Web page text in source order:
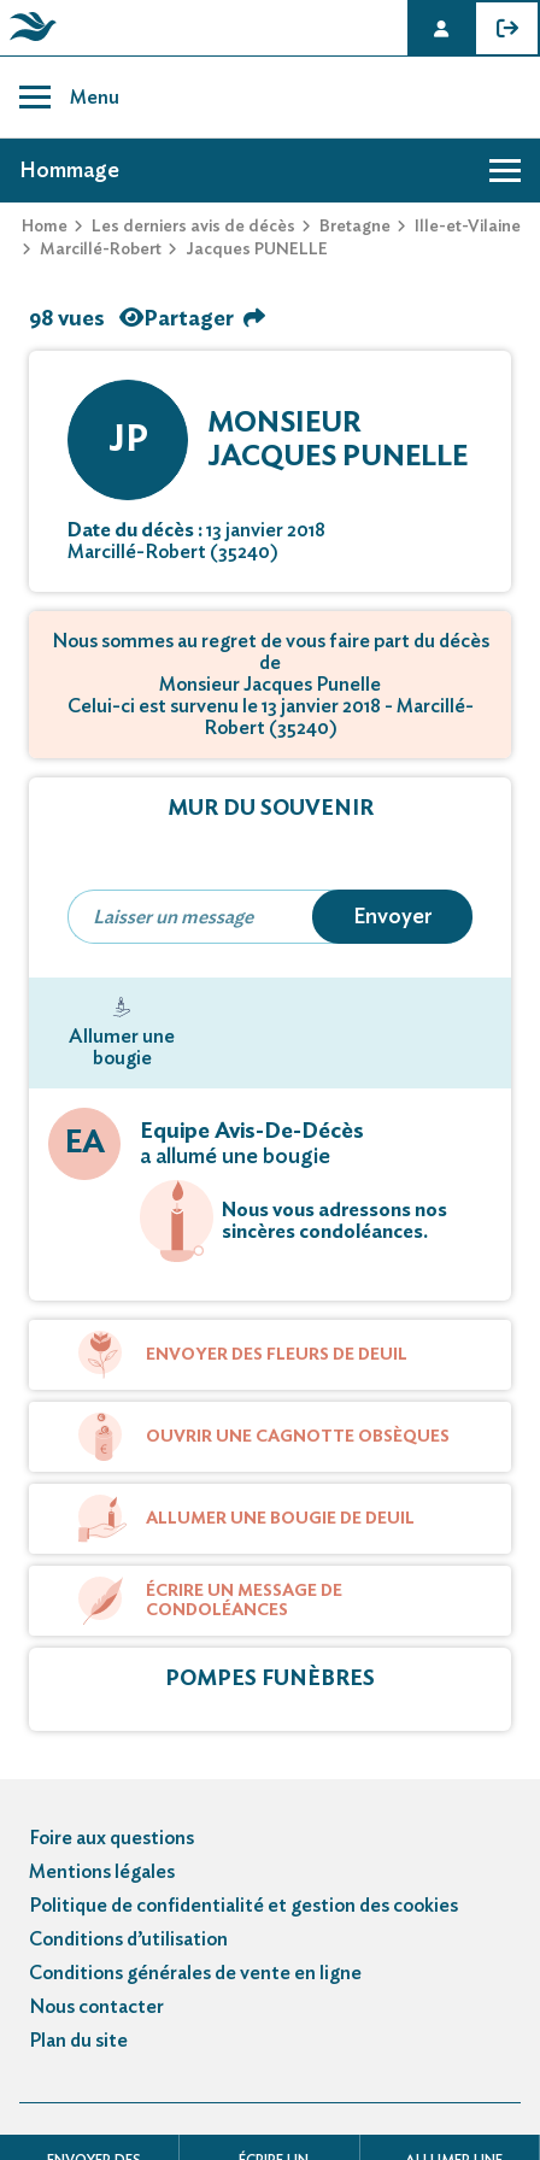
content
Menu
AVIS DE DÉCÈS DE JACQUES PUNELLE
Home Les derniers avis de décès Bretagne
Ille-et-Vilaine
Marcillé-Robert
Jacques PUNELLE
Hommage
98 vues Partager
JP
MONSIEUR
JACQUES PUNELLE
Date du décès :13 janvier 2018
Marcillé-Robert (35240)
Nous sommes au regret de vous faire part du décès
de
Monsieur Jacques Punelle
Celui-ci est survenu le 13 janvier 2018 - Marcillé-
Robert (35240)
MUR DU SOUVENIR
Envoyer
Allumer une
bougie
EA
Equipe Avis-De-Décès
a allumé une bougie
Nous vous adressons nos
sincères condoléances.
ENVOYER DES FLEURS DE DEUIL
OUVRIR UNE CAGNOTTE OBSÈQUES
ALLUMER UNE BOUGIE DE DEUIL
ÉCRIRE UN MESSAGE DE
CONDOLÉANCES
POMPES FUNÈBRES
Foire aux questions
Mentions légales
Politique de confidentialité et gestion des cookies
Conditions d’utilisation
Conditions générales de vente en ligne
Nous contacter
Plan du site
© Registre des avis de décès et obsèques - 3.3.5